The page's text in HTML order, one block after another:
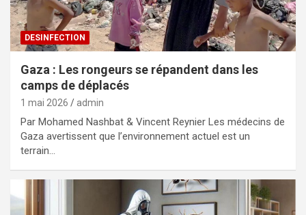
DESINFECTION
Gaza : Les rongeurs se répandent dans les
camps de déplacés
1 mai 2026 admin
Par Mohamed Nashbat & Vincent Reynier Les médecins de
Gaza avertissent que l’environnement actuel est un
terrain…